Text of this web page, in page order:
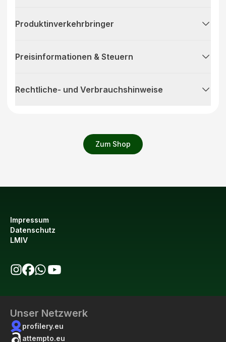
Zum Shop
Produktinverkehrbringer
Preisinformationen & Steuern
Rechtliche- und Verbrauchshinweise
Impressum
Datenschutz
LMIV
Unser Netzwerk
profilery.eu
attempto.eu